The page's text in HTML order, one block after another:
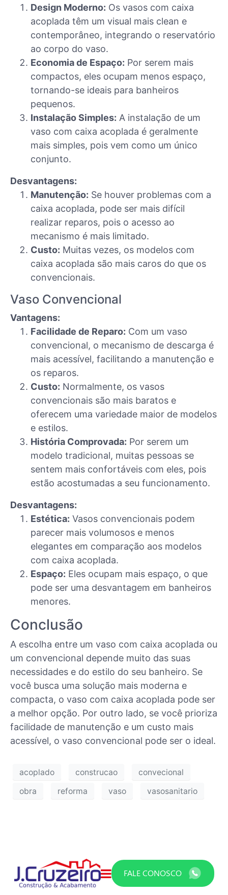
Design Moderno: Os vasos com caixa
acoplada têm um visual mais clean e
contemporâneo, integrando o reservatório
ao corpo do vaso.
Economia de Espaço: Por serem mais
compactos, eles ocupam menos espaço,
tornando-se ideais para banheiros
pequenos.
Instalação Simples: A instalação de um
vaso com caixa acoplada é geralmente
mais simples, pois vem como um único
conjunto.
Desvantagens:
Manutenção: Se houver problemas com a
caixa acoplada, pode ser mais difícil
realizar reparos, pois o acesso ao
mecanismo é mais limitado.
Custo: Muitas vezes, os modelos com
caixa acoplada são mais caros do que os
convencionais.
Vaso Convencional
Vantagens:
Facilidade de Reparo: Com um vaso
convencional, o mecanismo de descarga é
mais acessível, facilitando a manutenção e
os reparos.
Custo: Normalmente, os vasos
convencionais são mais baratos e
oferecem uma variedade maior de modelos
e estilos.
História Comprovada: Por serem um
modelo tradicional, muitas pessoas se
sentem mais confortáveis com eles, pois
estão acostumadas a seu funcionamento.
Desvantagens:
Estética: Vasos convencionais podem
parecer mais volumosos e menos
elegantes em comparação aos modelos
com caixa acoplada.
Espaço: Eles ocupam mais espaço, o que
pode ser uma desvantagem em banheiros
menores.
Conclusão
A escolha entre um vaso com caixa acoplada ou
um convencional depende muito das suas
necessidades e do estilo do seu banheiro. Se
você busca uma solução mais moderna e
compacta, o vaso com caixa acoplada pode ser
a melhor opção. Por outro lado, se você prioriza
facilidade de manutenção e um custo mais
acessível, o vaso convencional pode ser o ideal.
acoplado construcao
convecional
obra
reforma vaso vasosanitario
FALE CONOSCO